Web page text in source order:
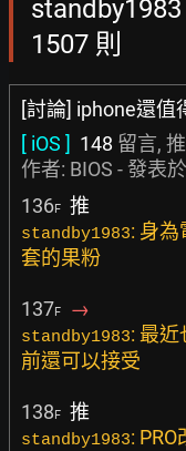
1507 則
[討論] iphone還值
[ iOS ] 148 留言,
作者: BIOS - 發表於
136F 推
standby1983: 身
套的果粉
137F →
standby1983: 最近
前還可以接受
138F 推
standby1983: